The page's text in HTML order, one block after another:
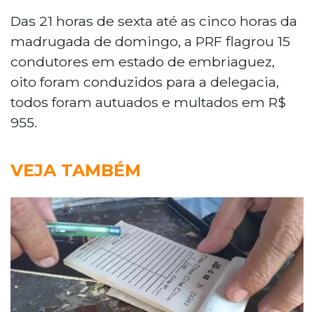
Das 21 horas de sexta até as cinco horas da
madrugada de domingo, a PRF flagrou 15
condutores em estado de embriaguez,
oito foram conduzidos para a delegacia,
todos foram autuados e multados em R$
955.
VEJA TAMBÉM